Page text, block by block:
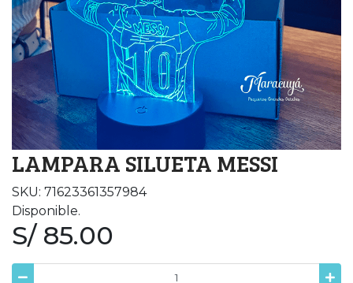
LAMPARA SILUETA MESSI
SKU: 71623361357984
Disponible.
S/ 85.00